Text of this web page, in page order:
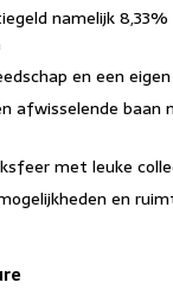
namelijk 8,33%
en een
afwisselende baan
met leuke
en